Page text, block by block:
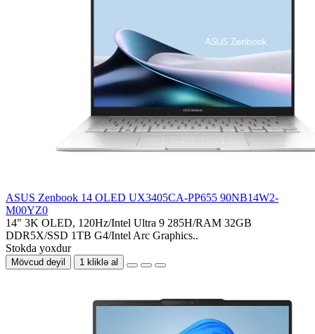
ASUS Zenbook 14 OLED UX3405CA-PP655 90NB14W2-
M00YZ0
14" 3K OLED, 120Hz/Intel Ultra 9 285H/RAM 32GB
DDR5X/SSD 1TB G4/Intel Arc Graphics..
Stokda yoxdur
Mövcud deyil 1 kliklə al